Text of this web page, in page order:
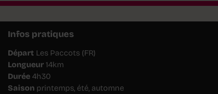
Infos pratiques
Départ Les Paccots (FR)
Longueur 14km
Durée 4h30
Saison printemps, été, automne